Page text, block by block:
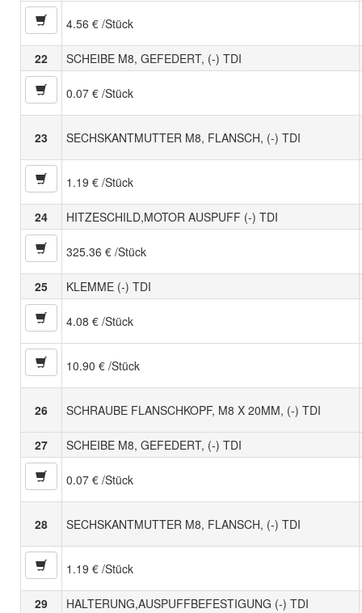
4.56 € /Stück
22 SCHEIBE M8, GEFEDERT, (-) TDI
0.07 € /Stück
23 SECHSKANTMUTTER M8, FLANSCH, (-) TDI
1.19 € /Stück
24 HITZESCHILD,MOTOR AUSPUFF (-) TDI
325.36 € /Stück
25 KLEMME (-) TDI
4.08 € /Stück
10.90 € /Stück
26 SCHRAUBE FLANSCHKOPF, M8 X 20MM, (-) TDI
27 SCHEIBE M8, GEFEDERT, (-) TDI
0.07 € /Stück
28 SECHSKANTMUTTER M8, FLANSCH, (-) TDI
1.19 € /Stück
29 HALTERUNG,AUSPUFFBEFESTIGUNG (-) TDI